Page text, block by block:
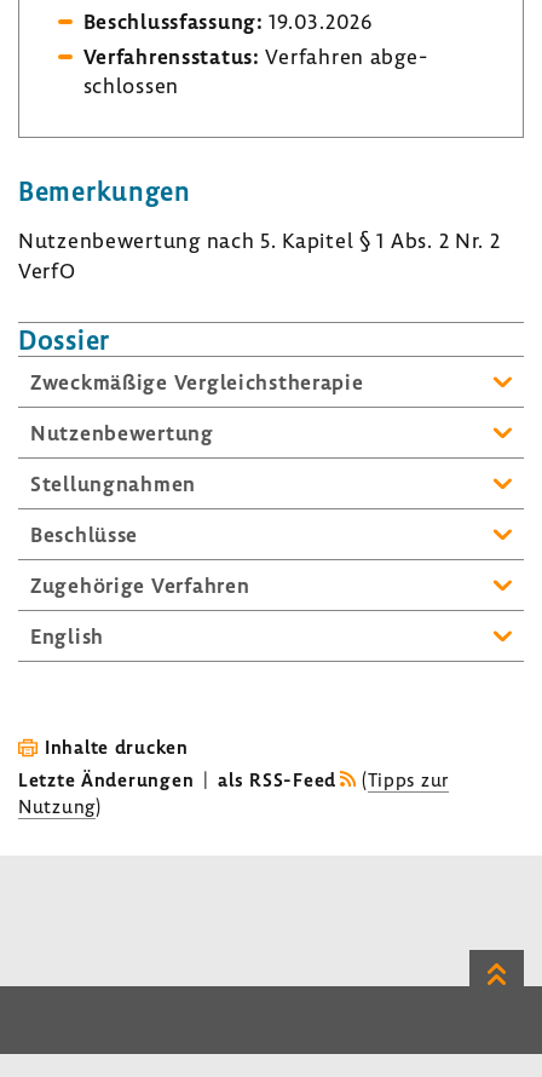
Beschluss­fas­sung: 19.03.2026
Verfah­rens­status: Verfahren abge­
schlossen
Bemer­kungen
Nutzen­be­wer­tung nach 5. Kapitel § 1 Abs. 2 Nr. 2
VerfO
Dossier
Zweck­mä­ßige Vergleichs­the­rapie
Nutzen­be­wer­tung
Stel­lung­nahmen
Beschlüsse
Zuge­hö­rige Verfahren
English
Inhalte drucken
Letzte Änderungen | als RSS-Feed (Tipps zur
Nutzung)
Zum